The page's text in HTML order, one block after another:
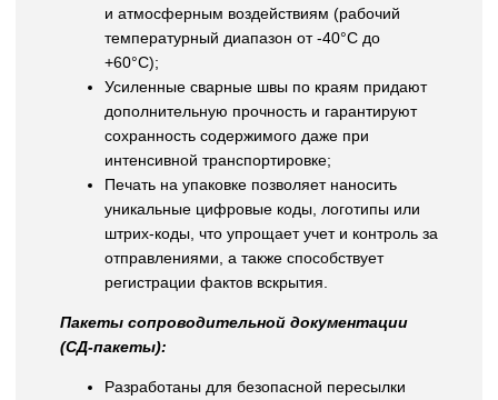
и атмосферным воздействиям (рабочий
температурный диапазон от -40°С до
+60°С);
Усиленные сварные швы по краям придают
дополнительную прочность и гарантируют
сохранность содержимого даже при
интенсивной транспортировке;
Печать на упаковке позволяет наносить
уникальные цифровые коды, логотипы или
штрих-коды, что упрощает учет и контроль за
отправлениями, а также способствует
регистрации фактов вскрытия.
Пакеты сопроводительной документации
(СД-пакеты):
Разработаны для безопасной пересылки